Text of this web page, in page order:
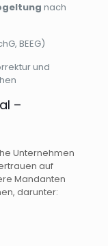
nach
BEEG)
und
–
Unternehmen
auf
Mandanten
darunter: